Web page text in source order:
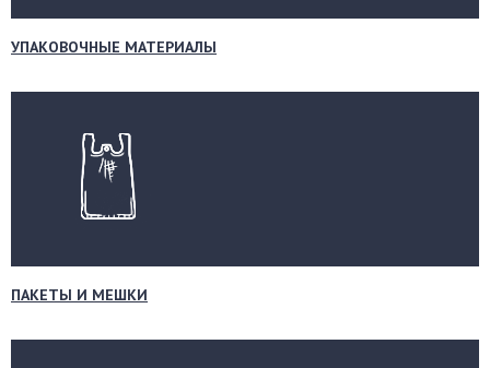
УПАКОВОЧНЫЕ МАТЕРИАЛЫ
ПАКЕТЫ И МЕШКИ